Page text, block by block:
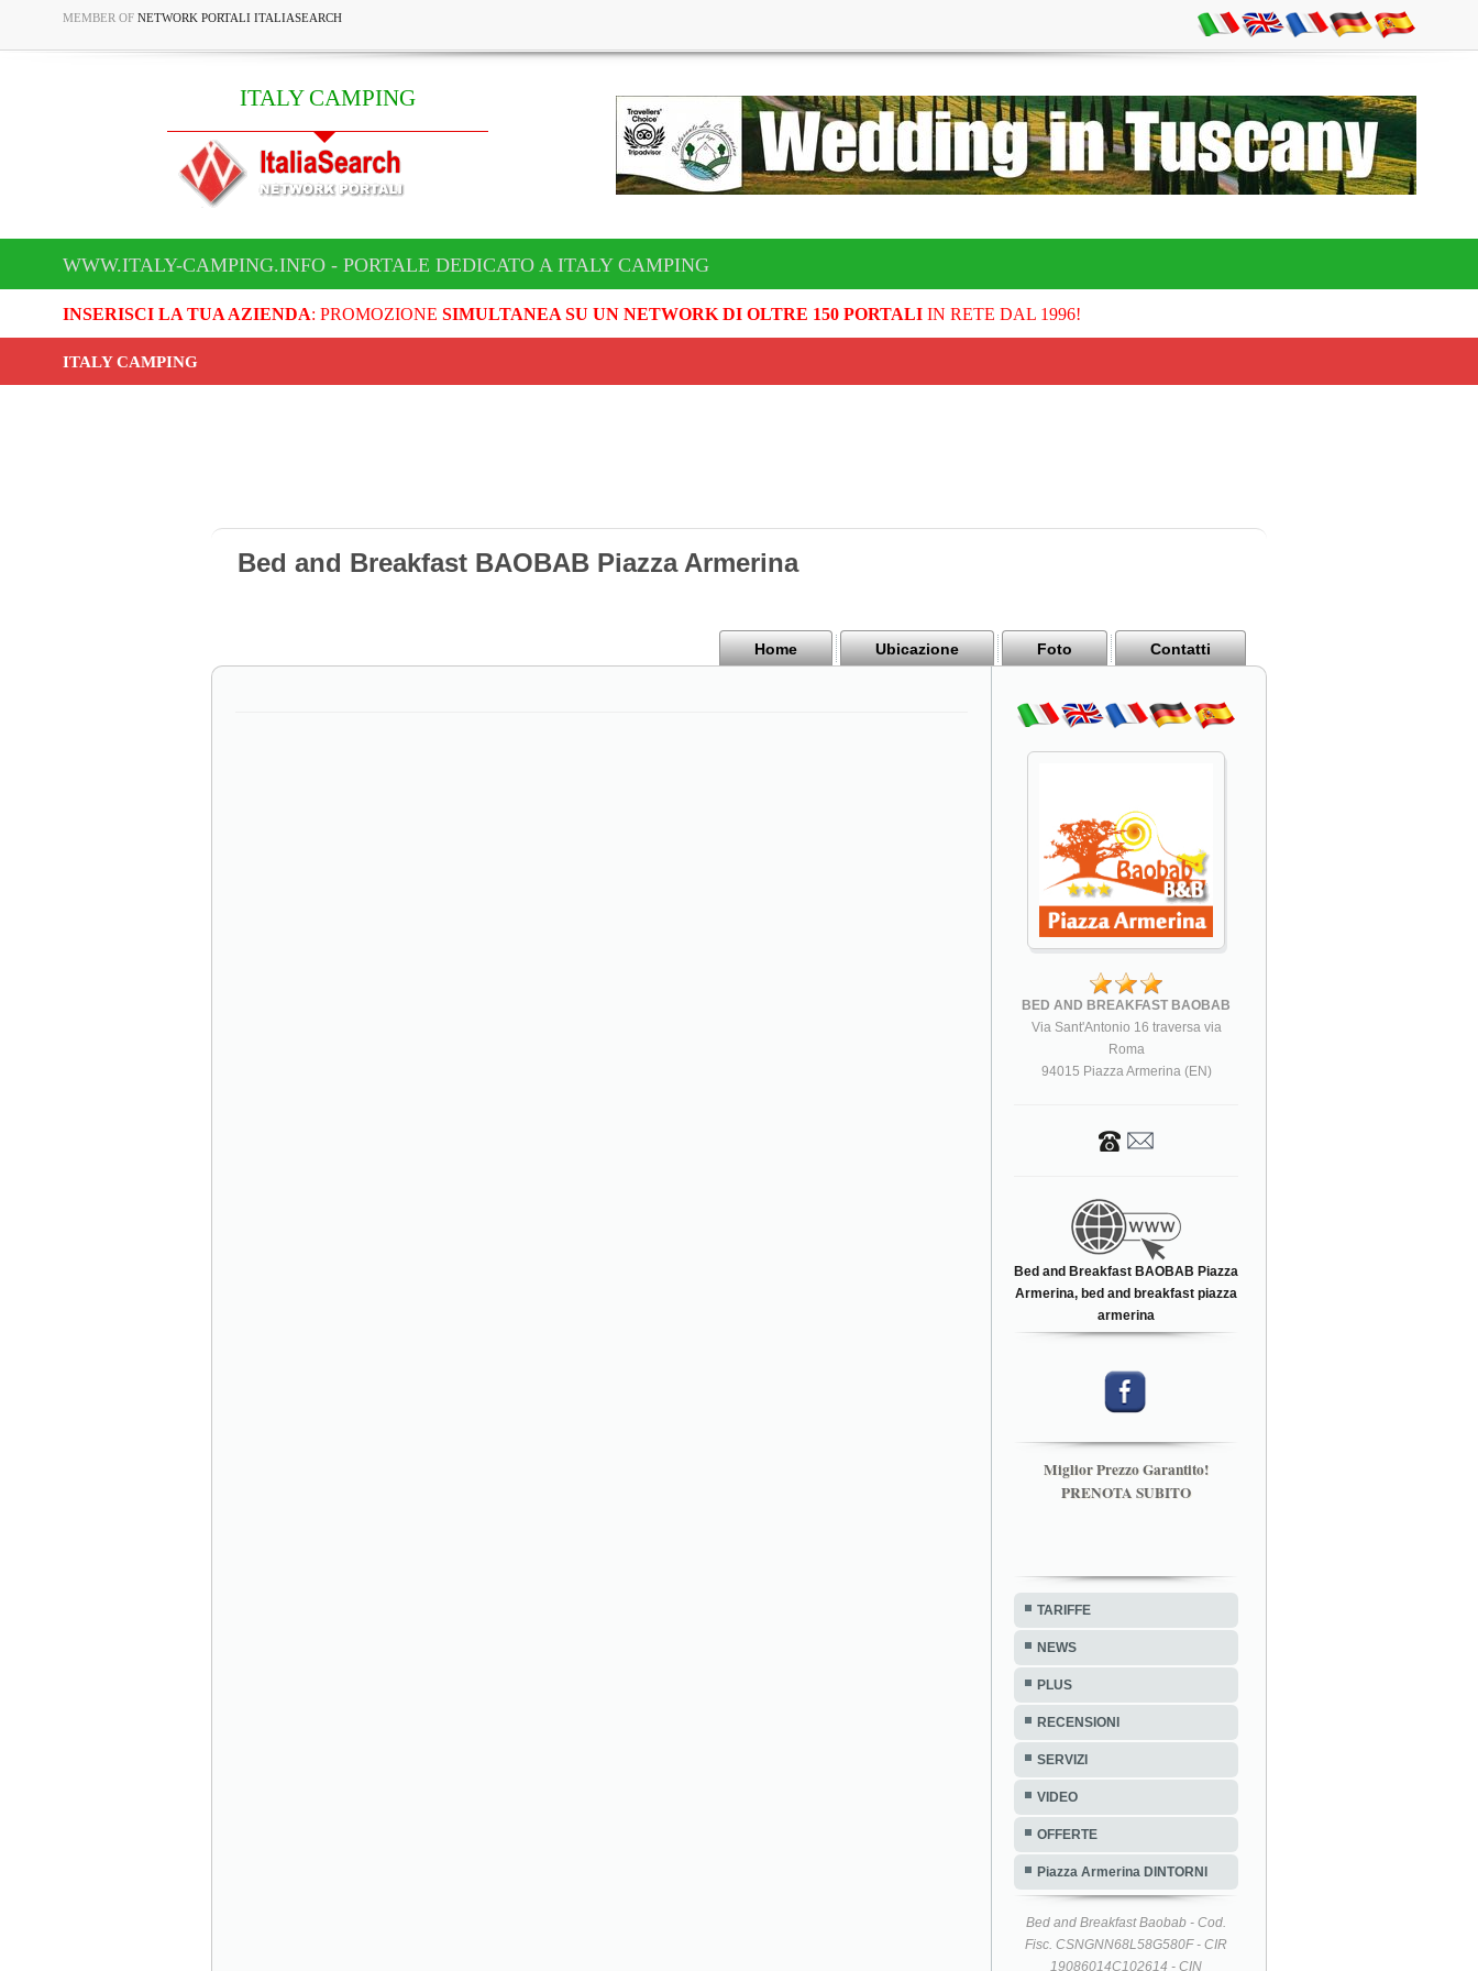
MEMBER OF NETWORK PORTALI ITALIASEARCH
ITALY CAMPING
WWW.ITALY-CAMPING.INFO - PORTALE DEDICATO A ITALY CAMPING
INSERISCI LA TUA AZIENDA: PROMOZIONE SIMULTANEA SU UN NETWORK DI OLTRE 150 PORTALIIN RETE DAL 1996!
ITALY CAMPING
Bed and Breakfast BAOBAB Piazza Armerina
Home Ubicazione Foto Contatti
BED AND BREAKFAST BAOBAB
Via Sant'Antonio 16 traversa via
Roma
94015 Piazza Armerina (EN)
Bed and Breakfast BAOBAB Piazza
Armerina, bed and breakfast piazza
armerina
Miglior Prezzo Garantito!
PRENOTA SUBITO
TARIFFE
NEWS
PLUS
RECENSIONI
SERVIZI
VIDEO
OFFERTE
Piazza Armerina DINTORNI
Bed and Breakfast Baobab - Cod.
Fisc. CSNGNN68L58G580F - CIR
19086014C102614 - CIN